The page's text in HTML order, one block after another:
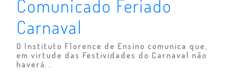
Comunicado Feriado
Carnaval
O Instituto Florence de Ensino comunica que,
em virtude das Festividades do Carnaval não
haverá...